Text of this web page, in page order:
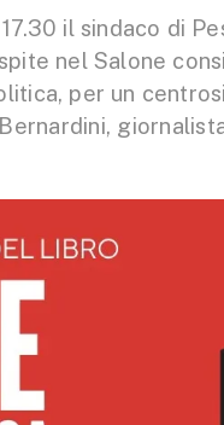
il sindaco di
nel Salone
per un